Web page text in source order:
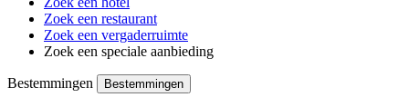
Zoek een restaurant
Zoek een vergaderruimte
Zoek een speciale aanbieding
Bestemmingen Bestemmingen